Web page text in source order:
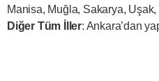
Manisa, Muğla, Sakarya,
Diğer Tüm İller: Ankara’dan